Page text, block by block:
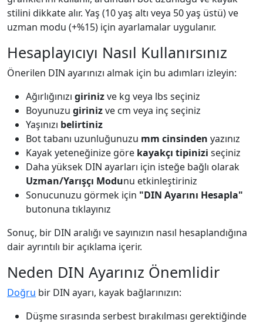
stilini dikkate alır. Yaş (10 yaş altı veya 50 yaş üstü) ve
uzman modu (+%15) için ayarlamalar uygulanır.
Hesaplayıcıyı Nasıl Kullanırsınız
Önerilen DIN ayarınızı almak için bu adımları izleyin:
Ağırlığınızı girinizve kg veya lbs seçiniz
Boyunuzu girinizve cm veya inç seçiniz
Yaşınızı belirtiniz
Bot tabanı uzunluğunuzu mm cinsinden yazınız
Kayak yeteneğinize göre kayakçı tipinizi seçiniz
Daha yüksek DIN ayarları için isteğe bağlı olarak
Uzman/Yarışçı Modunu etkinleştiriniz
Sonucunuzu görmek için "DIN Ayarını Hesapla"
butonuna tıklayınız
Sonuç, bir DIN aralığı ve sayınızın nasıl hesaplandığına
dair ayrıntılı bir açıklama içerir.
Neden DIN Ayarınız Önemlidir
Doğru bir DIN ayarı, kayak bağlarınızın:
Düşme sırasında serbest bırakılması gerektiğinde